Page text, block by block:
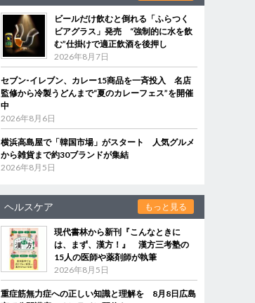
ビールだけ飲むと倒れる「ふらつく
ビアグラス」発売 “強制的に水を飲
む”仕掛けで適正飲酒を後押し
2026年8月7日
セブン‐イレブン、カレー15商品を一斉投入 名店
監修から冷製うどんまで“夏のカレーフェス”を開催
中
2026年8月6日
横浜高島屋で「韓国市場」がスタート 人気グルメ
から雑貨まで約30ブランドが集結
2026年8月5日
ヘルスケア もっと見る
現代書林から新刊『こんなときに
は、まず、漢方！』 漢方三考塾の
15人の医師や薬剤師が執筆
2026年8月5日
重症筋無力症への正しい知識と理解を 8月8日広島